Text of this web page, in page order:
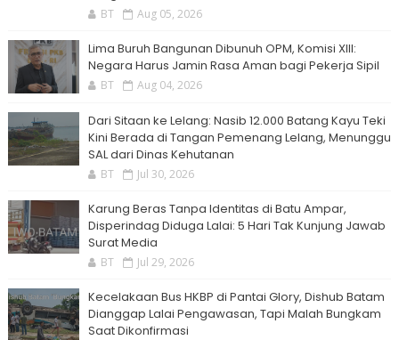
BT Aug 05, 2026
Lima Buruh Bangunan Dibunuh OPM, Komisi XIII:
Negara Harus Jamin Rasa Aman bagi Pekerja Sipil
BT Aug 04, 2026
Dari Sitaan ke Lelang: Nasib 12.000 Batang Kayu Teki
Kini Berada di Tangan Pemenang Lelang, Menunggu
SAL dari Dinas Kehutanan
BT Jul 30, 2026
Karung Beras Tanpa Identitas di Batu Ampar,
Disperindag Diduga Lalai: 5 Hari Tak Kunjung Jawab
Surat Media
BT Jul 29, 2026
Kecelakaan Bus HKBP di Pantai Glory, Dishub Batam
Dianggap Lalai Pengawasan, Tapi Malah Bungkam
Saat Dikonfirmasi